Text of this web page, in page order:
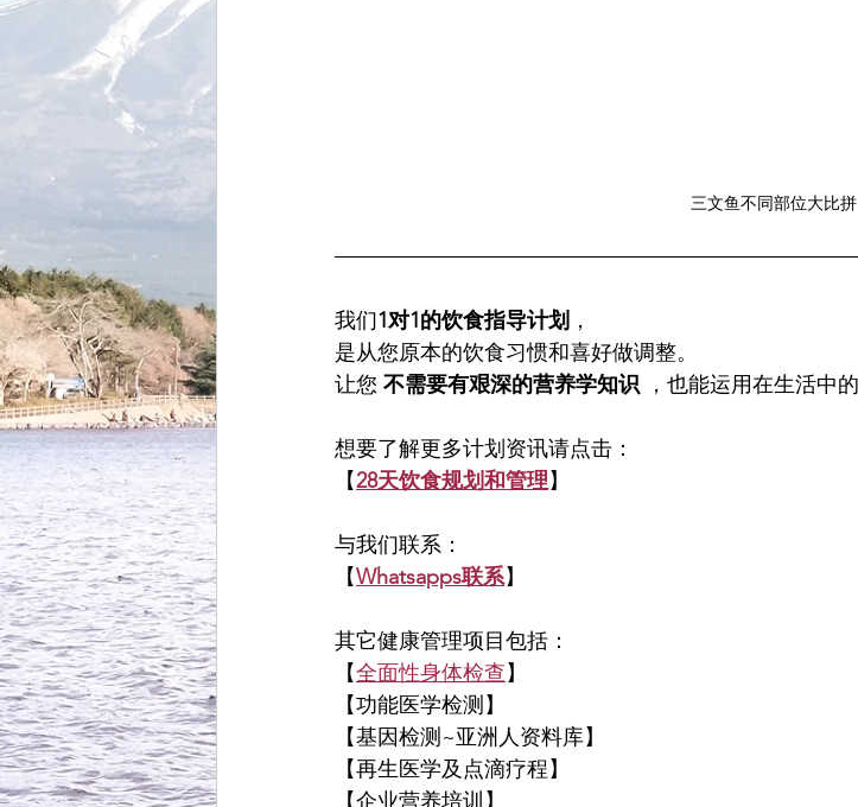
三文鱼不同部位大比拼
我们1对1的饮食指导计划 ，
是从您原本的饮食习惯和喜好做调整。
让您 不需要有艰深的营养学知识 ，也能运用在生活中
想要了解更多计划资讯请点击：
【28天饮食规划和管理】
与我们联系：
【Whatsapps联系】
其它健康管理项目包括：
【全面性身体检查】
【功能医学检测】
【基因检测~亚洲人资料库】
【再生医学及点滴疗程】
【企业营养培训】